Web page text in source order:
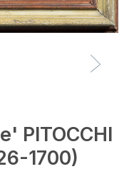
PITOCCHI
1700)